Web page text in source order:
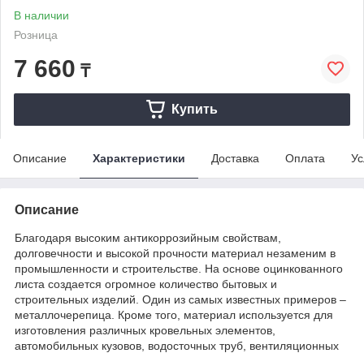
В наличии
Розница
7 660 ₸
Купить
Описание Характеристики Доставка Оплата
Описание
Благодаря высоким антикоррозийным свойствам,
долговечности и высокой прочности материал незаменим в
промышленности и строительстве. На основе оцинкованного
листа создается огромное количество бытовых и
строительных изделий. Один из самых известных примеров –
металлочерепица. Кроме того, материал используется для
изготовления различных кровельных элементов,
автомобильных кузовов, водосточных труб, вентиляционных